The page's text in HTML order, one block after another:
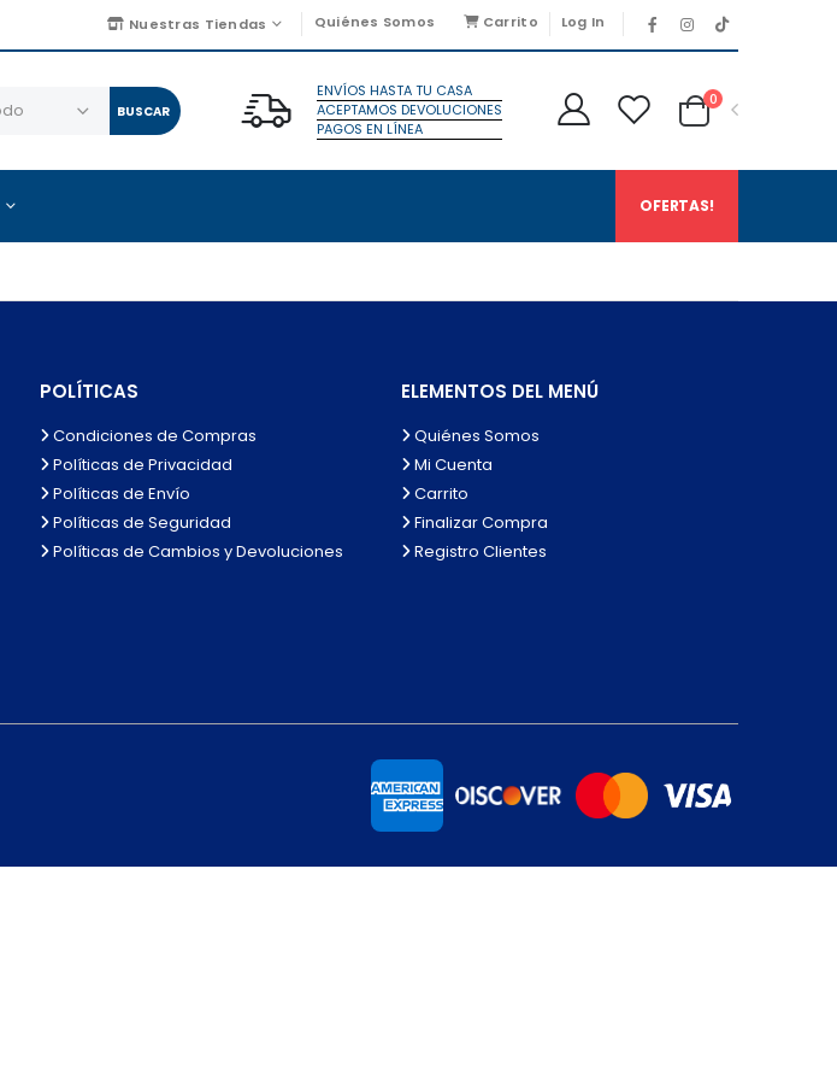
Nuestras Tiendas Quiénes Somos Carrito Log In
BUSCAR
ENVÍOS HASTA TU CASA
ACEPTAMOS DEVOLUCIONES
PAGOS EN LÍNEA
0
OFERTAS!
POLÍTICAS
Condiciones de Compras
Políticas de Privacidad
Políticas de Envío
Políticas de Seguridad
Políticas de Cambios y Devoluciones
ELEMENTOS DEL MENÚ
Quiénes Somos
Mi Cuenta
Carrito
Finalizar Compra
Registro Clientes